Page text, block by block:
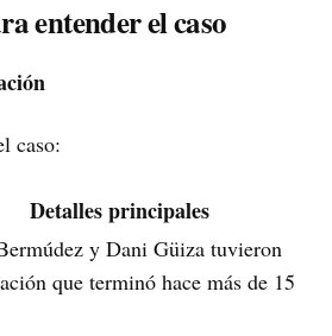
entender el caso
caso:
Detalles principales
y Dani Güiza tuvieron
que terminó hace más de 15